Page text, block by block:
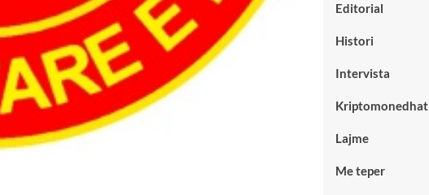
Editorial
Histori
Intervista
Kriptomonedhat
Lajme
Me teper